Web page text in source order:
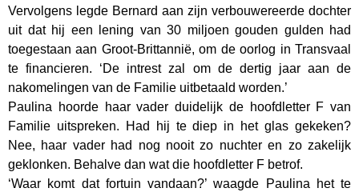
Vervolgens legde Bernard aan zijn verbouwereerde dochter
uit dat hij een lening van 30 miljoen gouden gulden had
toegestaan aan Groot-Brittannië, om de oorlog in Transvaal
te financieren. ‘De intrest zal om de dertig jaar aan de
nakomelingen van de Familie uitbetaald worden.’
Paulina hoorde haar vader duidelijk de hoofdletter F van
Familie uitspreken. Had hij te diep in het glas gekeken?
Nee, haar vader had nog nooit zo nuchter en zo zakelijk
geklonken. Behalve dan wat die hoofdletter F betrof.
‘Waar komt dat fortuin vandaan?’ waagde Paulina het te